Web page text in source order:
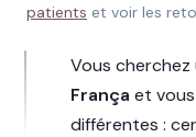
patients et voir les
Vous cherchez
França et
différentes :